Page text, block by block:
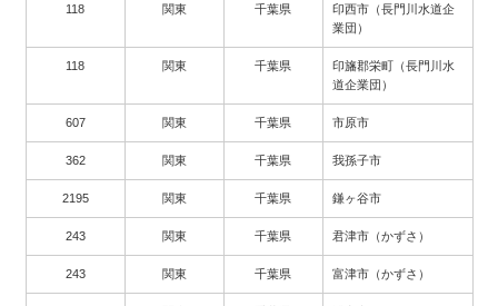
118 関東 千葉県
印西市（長門川水道企
業団）
118 関東 千葉県
印旛郡栄町（長門川水
道企業団）
607 関東 千葉県 市原市
362 関東 千葉県 我孫子市
2195 関東 千葉県 鎌ヶ谷市
243 関東 千葉県 君津市（かずさ）
243 関東 千葉県 富津市（かずさ）